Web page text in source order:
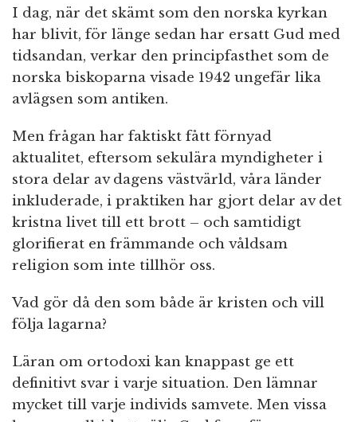
I dag, när det skämt som den norska kyrkan
har blivit, för länge sedan har ersatt Gud med
tidsandan, verkar den principfasthet som de
norska biskoparna visade 1942 ungefär lika
avlägsen som antiken.
Men frågan har faktiskt fått förnyad
aktualitet, eftersom sekulära myndigheter i
stora delar av dagens västvärld, våra länder
inkluderade, i praktiken har gjort delar av det
kristna livet till ett brott – och samtidigt
glorifierat en främmande och våldsam
religion som inte tillhör oss.
Vad gör då den som både är kristen och vill
följa lagarna?
Läran om ortodoxi kan knappast ge ett
definitivt svar i varje situation. Den lämnar
mycket till varje individs samvete. Men vissa